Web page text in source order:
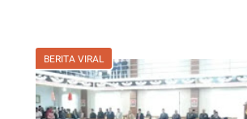
Dukung
SDM
Unggul
BERITA VIRAL